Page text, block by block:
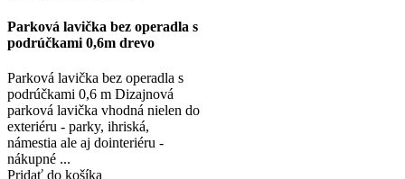
Parková lavička bez operadla s
podrúčkami 0,6m drevo
Parková lavička bez operadla s
podrúčkami 0,6 m Dizajnová
parková lavička vhodná nielen do
exteriéru - parky, ihriská,
námestia ale aj dointeriéru -
nákupné ...
Pridať do košíka